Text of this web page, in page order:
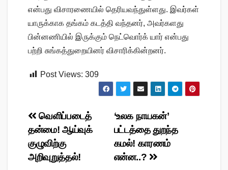
என்பது விசாரணையில் தெரியவந்துள்ளது. இவர்கள்
யாருக்காக தங்கம் கடத்தி வந்தனர், அவர்களது
பின்னணியில் இருக்கும் நெட்வொர்க் யார் என்பது
பற்றி சுங்கத்துறையினர் விசாரிக்கின்றனர்.
Post Views: 309
Post
navigation
‘உலக நாயகன்’
பட்டத்தை துறந்த
கமல்! காரணம்
என்ன..?
வெளிப்படைத்
தன்மை! ஆய்வுக்
குழுவிற்கு
அறிவுறுத்தல்!